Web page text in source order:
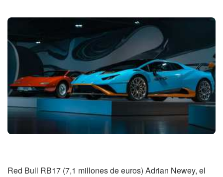
Red Bull RB17 (7,1 millones de euros) Adrian Newey, el